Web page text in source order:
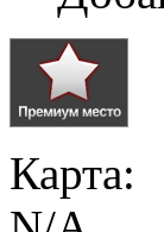
Карта: